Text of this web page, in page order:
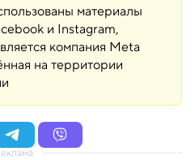
материалы
и Instagram,
компания Meta
на территории